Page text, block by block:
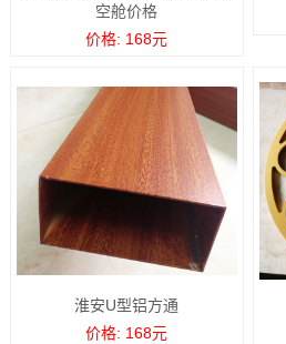
空舱价格
价格: 168元
淮安U型铝方通
价格: 168元